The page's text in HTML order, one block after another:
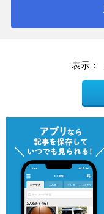
表示：